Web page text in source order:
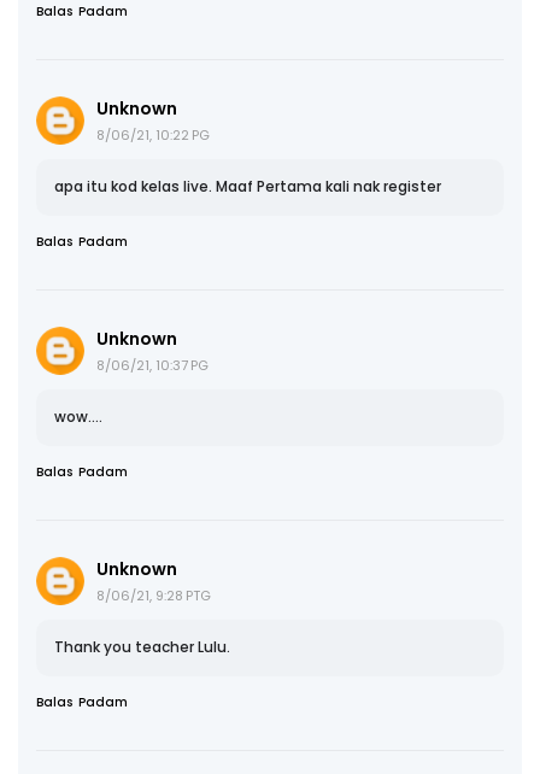
Balas Padam
Unknown
8/06/21, 10:22 PG
apa itu kod kelas live. Maaf Pertama kali nak register
Balas Padam
Unknown
8/06/21, 10:37 PG
wow....
Balas Padam
Unknown
8/06/21, 9:28 PTG
Thank you teacher Lulu.
Balas Padam